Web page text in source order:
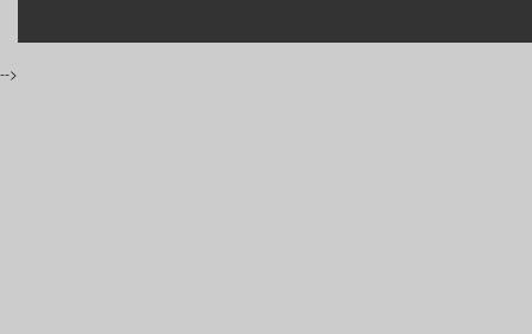
-->